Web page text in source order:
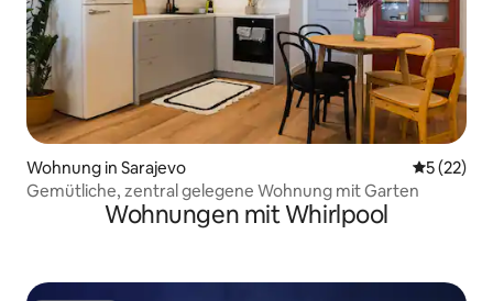
Wohnung in Sarajevo
5 (22)
Gemütliche, zentral gelegene Wohnung mit Garten
Wohnungen mit Whirlpool